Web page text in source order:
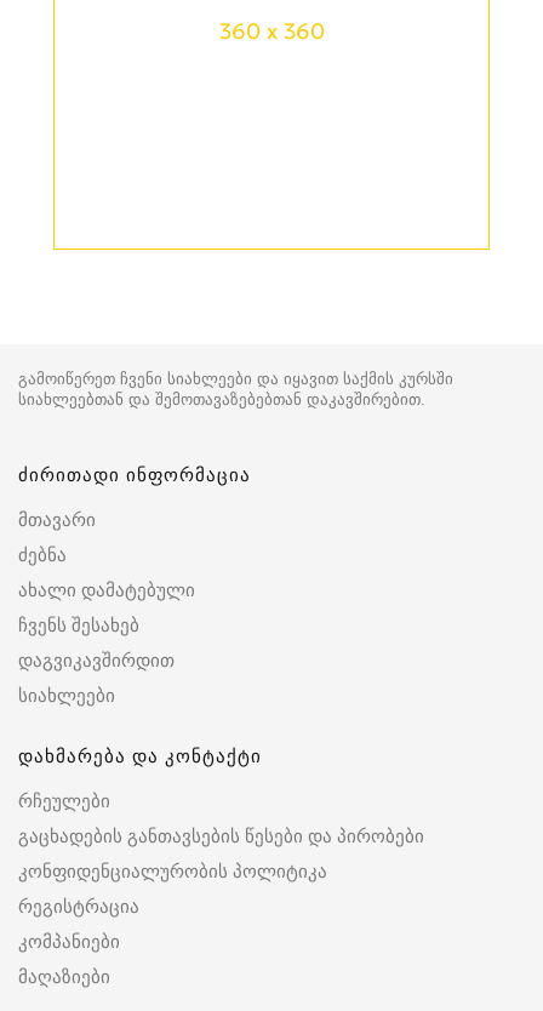
360 x 360
გამოიწერეთ ჩვენი სიახლეები და იყავით საქმის კურსში
სიახლეებთან და შემოთავაზებებთან დაკავშირებით.
ძირითადი ინფორმაცია
მთავარი
ძებნა
ახალი დამატებული
ჩვენს შესახებ
დაგვიკავშირდით
სიახლეები
დახმარება და კონტაქტი
რჩეულები
გაცხადების განთავსების წესები და პირობები
კონფიდენციალურობის პოლიტიკა
რეგისტრაცია
კომპანიები
მაღაზიები